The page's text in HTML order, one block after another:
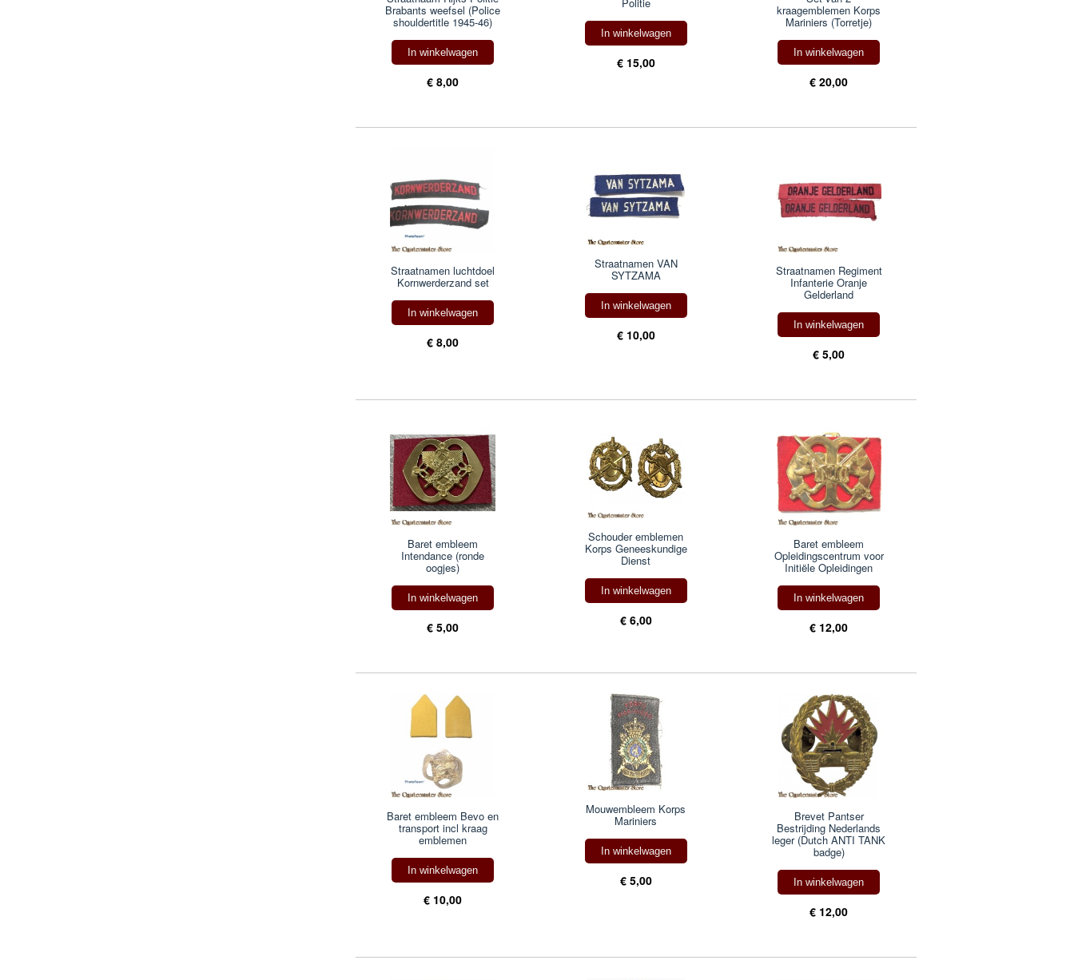
Brabants weefsel (Police
shouldertitle 1945-46)
In winkelwagen
€ 8,00
In winkelwagen
€ 15,00
kraagemblemen Korps
Mariniers (Torretje)
In winkelwagen
€ 20,00
Straatnamen luchtdoel
Kornwerderzand set
In winkelwagen
€ 8,00
Straatnamen VAN
SYTZAMA
In winkelwagen
€ 10,00
Straatnamen Regiment
Infanterie Oranje
Gelderland
In winkelwagen
€ 5,00
Baret embleem
Intendance (ronde
oogjes)
In winkelwagen
€ 5,00
Schouder emblemen
Korps Geneeskundige
Dienst
In winkelwagen
€ 6,00
Baret embleem
Opleidingscentrum voor
Initiële Opleidingen
In winkelwagen
€ 12,00
Baret embleem Bevo en
transport incl kraag
emblemen
In winkelwagen
€ 10,00
Mouwembleem Korps
Mariniers
In winkelwagen
€ 5,00
Brevet Pantser
Bestrijding Nederlands
leger (Dutch ANTI TANK
badge)
In winkelwagen
€ 12,00